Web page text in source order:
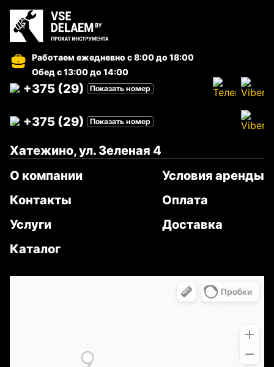
Работаем ежедневнос 8:00 до 18:00
Обед с 13:00 до 14:00
О компании
Контакты
Услуги
Каталог
Условия аренды
Оплата
Доставка
+375 (29) Показать номер
+375 (29) Показать номер
Хатежино, ул. Зеленая 4